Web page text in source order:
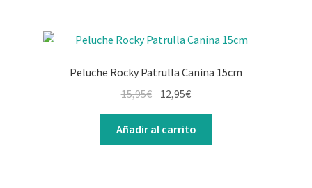
Peluche Rocky Patrulla Canina 15cm
15,95€ 12,95€
Añadir al carrito